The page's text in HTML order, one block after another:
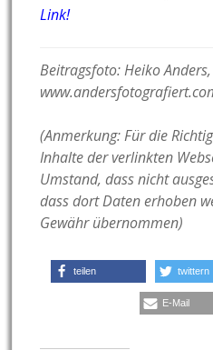
Link!
Beitragsfoto: Heiko Anders,
(Anmerkung: Für die
Inhalte der verlinkten
Umstand, dass nicht
dass dort Daten erhoben
Gewähr übernommen)
teilen twittern
E-Mail